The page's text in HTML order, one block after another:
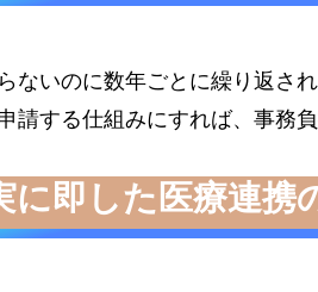
ないのに数年ごとに繰り返さ
請する仕組みにすれば、事務
に即した医療連携